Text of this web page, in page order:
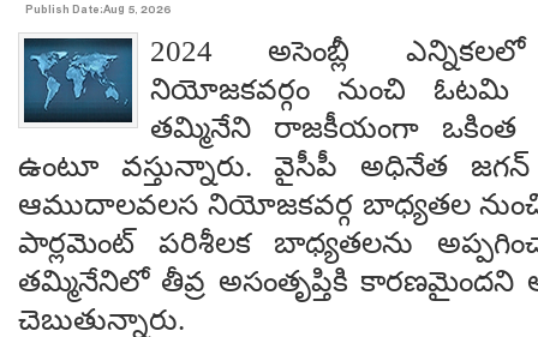
Publish Date:Aug 5, 2026
2024 అసెంబ్లీ
నియోజకవర్గం నుంచి ఓటమి
తమ్మినేని రాజకీయంగా
ఉంటూ వస్తున్నారు. వైసీపీ అధినేత
ఆముదాలవలస నియోజకవర్గ బాధ్యతల నుంచి
పార్లమెంట్ పరిశీలక బాధ్యతలను
తమ్మినేనిలో తీవ్ర అసంతృప్తికి కారణమైందని
చెబుతున్నారు.